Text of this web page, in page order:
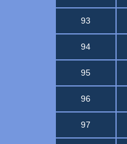
93
94
95
96
97